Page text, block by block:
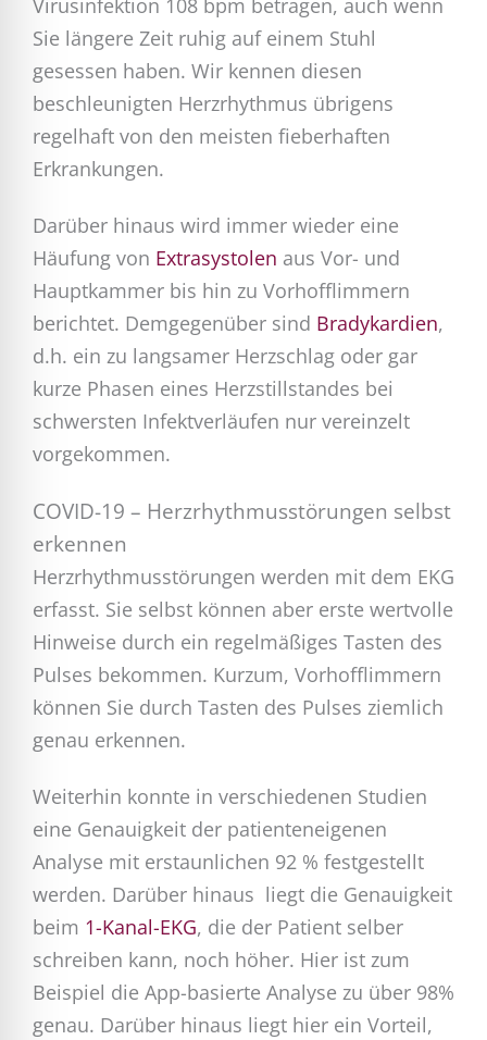
Sie längere Zeit ruhig auf einem Stuhl
gesessen haben. Wir kennen diesen
beschleunigten Herzrhythmus übrigens
regelhaft von den meisten fieberhaften
Erkrankungen.
Darüber hinaus wird immer wieder eine
Häufung von Extrasystolen aus Vor- und
Hauptkammer bis hin zu Vorhofflimmern
berichtet. Demgegenüber sind Bradykardien,
d.h. ein zu langsamer Herzschlag oder gar
kurze Phasen eines Herzstillstandes bei
schwersten Infektverläufen nur vereinzelt
vorgekommen.
COVID-19 – Herzrhythmusstörungen selbst
erkennen
Herzrhythmusstörungen werden mit dem EKG
erfasst. Sie selbst können aber erste wertvolle
Hinweise durch ein regelmäßiges Tasten des
Pulses bekommen. Kurzum, Vorhofflimmern
können Sie durch Tasten des Pulses ziemlich
genau erkennen.
Weiterhin konnte in verschiedenen Studien
eine Genauigkeit der patienteneigenen
Analyse mit erstaunlichen 92 % festgestellt
werden. Darüber hinaus liegt die Genauigkeit
beim 1-Kanal-EKG, die der Patient selber
schreiben kann, noch höher. Hier ist zum
Beispiel die App-basierte Analyse zu über 98%
genau. Darüber hinaus liegt hier ein Vorteil,